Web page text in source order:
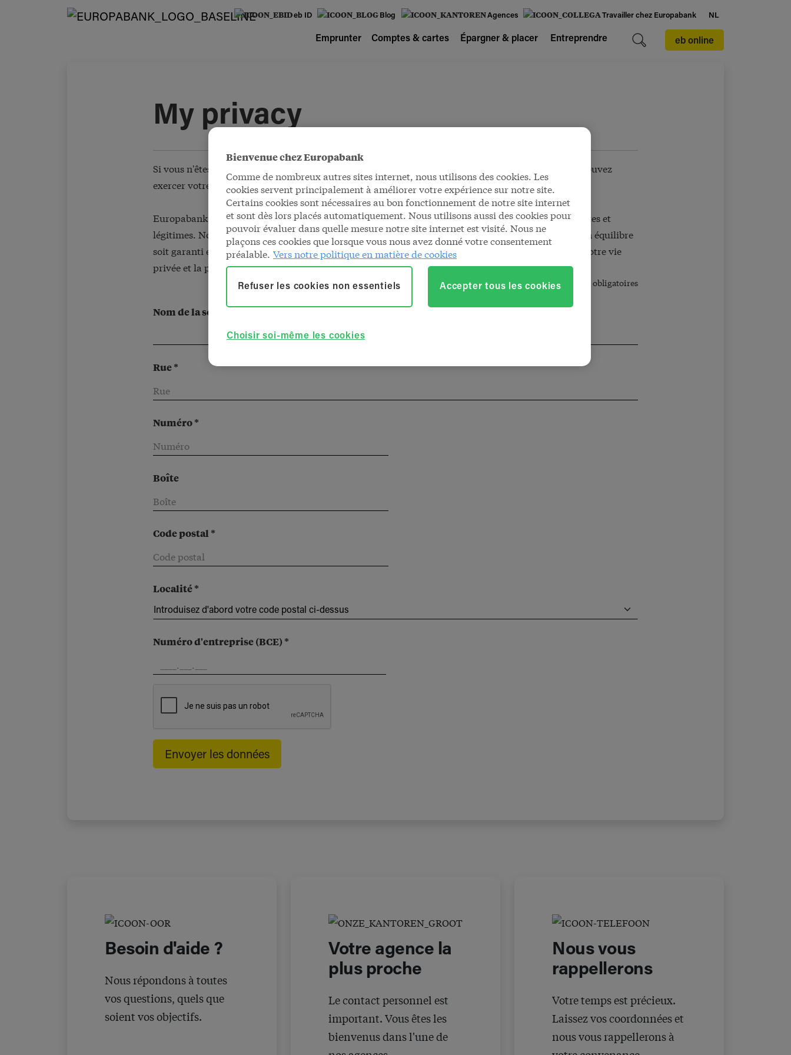
Emprunter Comptes & cartes Épargner & placer Entreprendre eb online
eb ID Blog Agences Travailler chez Europabank NL
My privacy
Si vous n'êtes pas d'accord avec le traitement de vos données à des fins de marketing direct, vous pouvez
exercer votre droit d'opposition ou votre droit à l'effacement de vos données ici.
Europabank ne traite vos données à caractère personnel que pour des finalités déterminées, explicites et
légitimes. Nous veillons à ce que l'impact sur votre vie privée soit le plus faible possible et à ce qu'un équilibre
soit garanti entre les intérêts légitimes d'Europabank et leur impact éventuel sur votre vie privée. Votre vie
privée et la protection de vos données à caractère personnel sont essentielles pour nous.
Les champs suivis de * sont obligatoires
Nom de la société / de l'indépendant *
Rue *
Numéro *
Boîte
Code postal *
Localité *
Introduisez d'abord votre code postal ci-dessus
Numéro d'entreprise (BCE) *
Besoin d'aide ?
Nous répondons à toutes
vos questions, quels que
soient vos objectifs.
Votre agence la
plus proche
Le contact personnel est
important. Vous êtes les
bienvenus dans l'une de
Nous vous
rappellerons
Votre temps est précieux.
Laissez vos coordonnées et
nous vous rappellerons à
Bienvenue chez Europabank
Comme de nombreux autres sites internet, nous utilisons des cookies. Les
cookies servent principalement à améliorer votre expérience sur notre site.
Certains cookies sont nécessaires au bon fonctionnement de notre site internet
et sont dès lors placés automatiquement. Nous utilisons aussi des cookies pour
pouvoir évaluer dans quelle mesure notre site internet est visité. Nous ne
plaçons ces cookies que lorsque vous nous avez donné votre consentement
préalable. Vers notre politique en matière de cookies
Choisir soi-même les cookies
Refuser les cookies non essentiels Accepter tous les cookies